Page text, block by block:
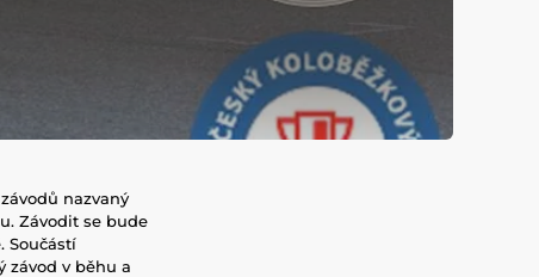
nazvaný
Závodit se bude
Součástí
závod v běhu a